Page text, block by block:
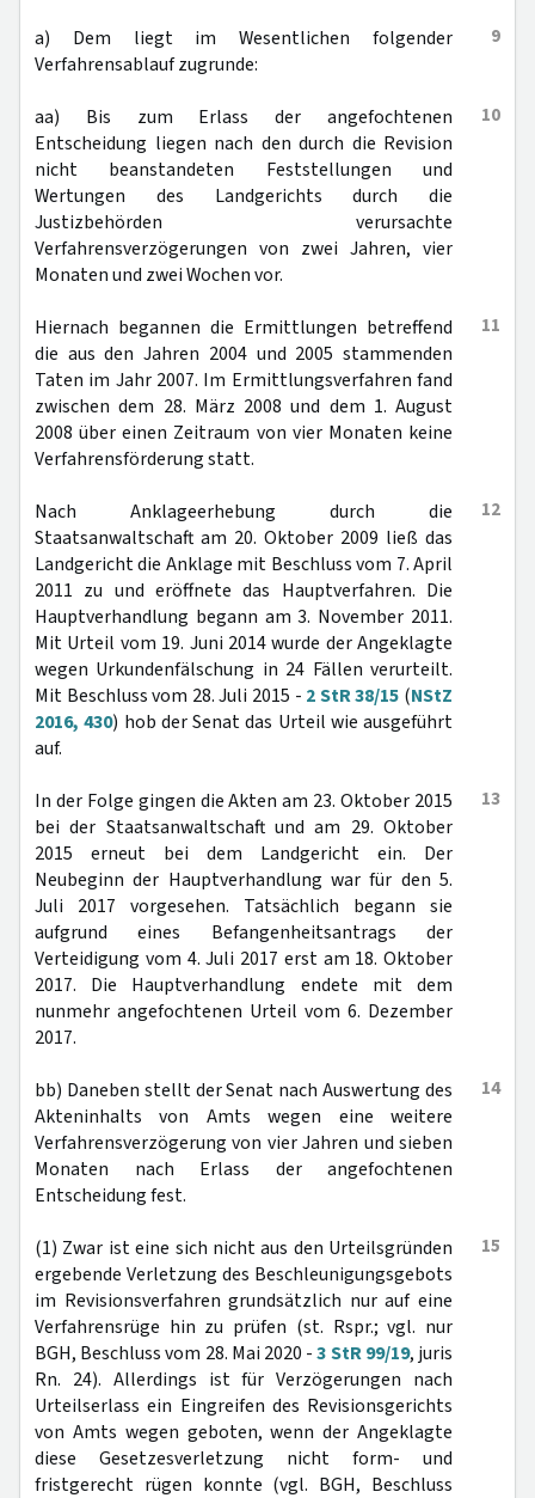
9
a) Dem liegt im Wesentlichen folgender
Verfahrensablauf zugrunde:
10
aa) Bis zum Erlass der angefochtenen
Entscheidung liegen nach den durch die Revision
nicht beanstandeten Feststellungen und
Wertungen des Landgerichts durch die
Justizbehörden verursachte
Verfahrensverzögerungen von zwei Jahren, vier
Monaten und zwei Wochen vor.
11
Hiernach begannen die Ermittlungen betreffend
die aus den Jahren 2004 und 2005 stammenden
Taten im Jahr 2007. Im Ermittlungsverfahren fand
zwischen dem 28. März 2008 und dem 1. August
2008 über einen Zeitraum von vier Monaten keine
Verfahrensförderung statt.
12
Nach Anklageerhebung durch die
Staatsanwaltschaft am 20. Oktober 2009 ließ das
Landgericht die Anklage mit Beschluss vom 7. April
2011 zu und eröffnete das Hauptverfahren. Die
Hauptverhandlung begann am 3. November 2011.
Mit Urteil vom 19. Juni 2014 wurde der Angeklagte
wegen Urkundenfälschung in 24 Fällen verurteilt.
Mit Beschluss vom 28. Juli 2015 - 2 StR 38/15 (NStZ
2016, 430) hob der Senat das Urteil wie ausgeführt
auf.
13
In der Folge gingen die Akten am 23. Oktober 2015
bei der Staatsanwaltschaft und am 29. Oktober
2015 erneut bei dem Landgericht ein. Der
Neubeginn der Hauptverhandlung war für den 5.
Juli 2017 vorgesehen. Tatsächlich begann sie
aufgrund eines Befangenheitsantrags der
Verteidigung vom 4. Juli 2017 erst am 18. Oktober
2017. Die Hauptverhandlung endete mit dem
nunmehr angefochtenen Urteil vom 6. Dezember
2017.
14
bb) Daneben stellt der Senat nach Auswertung des
Akteninhalts von Amts wegen eine weitere
Verfahrensverzögerung von vier Jahren und sieben
Monaten nach Erlass der angefochtenen
Entscheidung fest.
15
(1) Zwar ist eine sich nicht aus den Urteilsgründen
ergebende Verletzung des Beschleunigungsgebots
im Revisionsverfahren grundsätzlich nur auf eine
Verfahrensrüge hin zu prüfen (st. Rspr.; vgl. nur
BGH, Beschluss vom 28. Mai 2020 -3 StR 99/19, juris
Rn. 24). Allerdings ist für Verzögerungen nach
Urteilserlass ein Eingreifen des Revisionsgerichts
von Amts wegen geboten, wenn der Angeklagte
diese Gesetzesverletzung nicht form- und
fristgerecht rügen konnte (vgl. BGH, Beschluss